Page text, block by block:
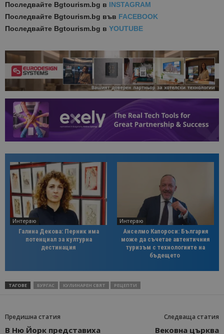
Последвайте Bgtourism.bg в INSTAGRAM
Последвайте Bgtourism.bg във FACEBOOK
Последвайте Bgtourism.bg в YOUTUBE
Интервю
Галина Декова: Перник има
потенциал за културна
дестинация
Интервю
Анселмо Капороси: България
може да съчетае автентичния
туризъм с технологиите на
бъдещето
ТАГОВЕ БУРГАС КУЛИНАРЕН СВЯТ РЕЦЕПТИ
Предишна статия
В Ню Йорк представиха
Следваща статия
Вековна църква